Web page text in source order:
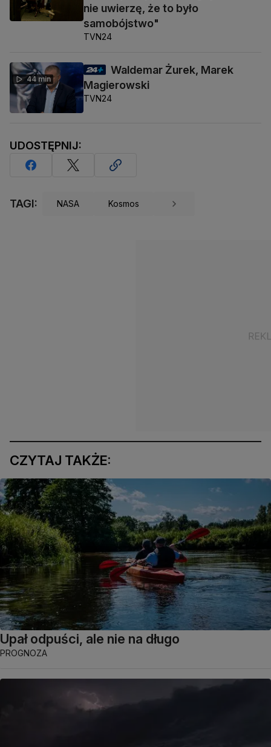
nie uwierzę, że to było
samobójstwo"
TVN24
44 min
Waldemar Żurek, Marek
Magierowski
TVN24
UDOSTĘPNIJ:
TAGI: NASA Kosmos
CZYTAJ TAKŻE:
Upał odpuści, ale nie na długo
PROGNOZA